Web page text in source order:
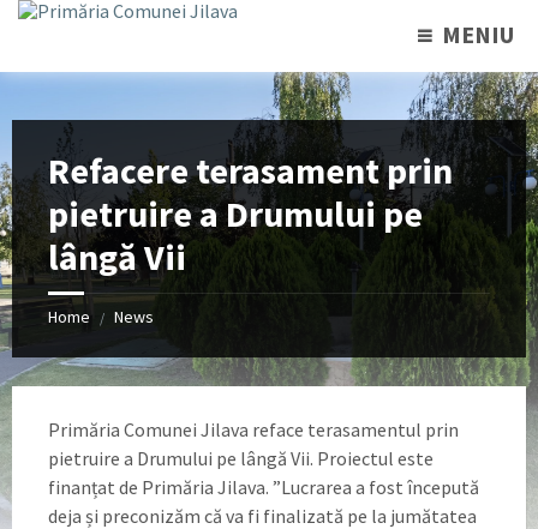
MENIU
Refacere terasament prin
pietruire a Drumului pe
lângă Vii
Home / News
Primăria Comunei Jilava reface terasamentul prin
pietruire a Drumului pe lângă Vii. Proiectul este
finanțat de Primăria Jilava. ”Lucrarea a fost începută
deja și preconizăm că va fi finalizată pe la jumătatea